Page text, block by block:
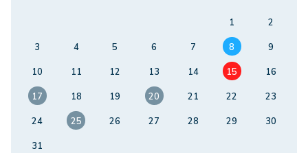
1
2
3
4 5 6 7 8
9
10
11 12 13 14 15
16
17
18 19 20 21 22
23
24
25 26 27 28 29
30
31